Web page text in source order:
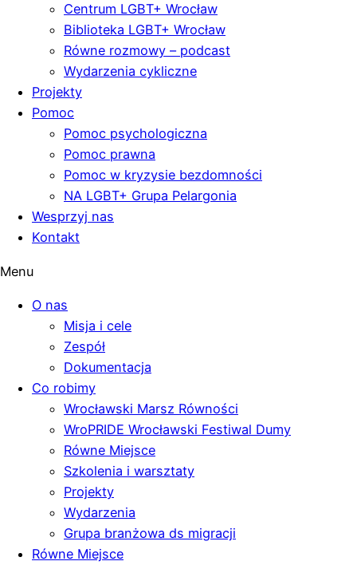
Centrum LGBT+ Wrocław
Biblioteka LGBT+ Wrocław
Równe rozmowy – podcast
Wydarzenia cykliczne
Projekty
Pomoc
Pomoc psychologiczna
Pomoc prawna
Pomoc w kryzysie bezdomności
NA LGBT+ Grupa Pelargonia
Wesprzyj nas
Kontakt
Menu
O nas
Misja i cele
Zespół
Dokumentacja
Co robimy
Wrocławski Marsz Równości
WroPRIDE Wrocławski Festiwal Dumy
Równe Miejsce
Szkolenia i warsztaty
Projekty
Wydarzenia
Grupa branżowa ds migracji
Równe Miejsce